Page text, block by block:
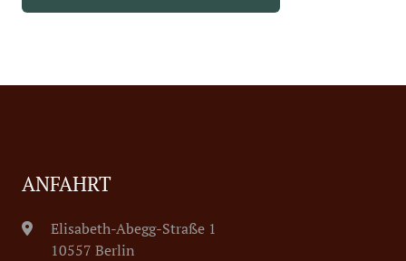
ANFAHRT
Elisabeth-Abegg-Straße 1
10557 Berlin